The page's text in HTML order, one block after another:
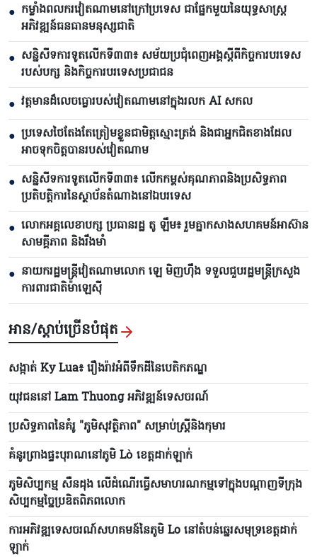
● កម្លាំងពលករ​វៀតណាមនៅក្រៅប្រទេស ជាផ្នែកមួយនៃយុទ្ធសាស្ត្រ
អភិវឌ្ឍន៍ធនធានមនុស្សជាតិ
● សន្និសីទការទូតលើកទី៣៣៖ សម័យប្រជុំពេញអង្គស្តីពីកិច្ច​ការបរទេស
របស់​បក្ស និងកិច្ច​ការបរទេសប្រជាជន
● វត្តមានដ៏លេចធ្លោរបស់វៀតណាមនៅក្នុងរលក AI សកល
● ប្រទេសថៃតែងតែត្រៀមខ្លួនជាមិត្តស្មោះត្រង់ និងជាអ្នកជិតខាងដែល
អាចទុកចិត្តបានរបស់វៀតណាម
● សន្និសីទការទូតលើកទី៣៣៖ លើក​កម្ពស់គុណភាពនិងប្រសិទ្ធភាព
ប្រតិបត្តិការ​នៃស្ថាប័ន​​តំណាងនៅឯ​បរទេស​
● លោក​អគ្គលេខាបក្ស ប្រធានរដ្ឋ តូ ឡឹម៖ រួមគ្នាកសាងសហគមន៍អាស៊ាន
សាមគ្គីភាព និងរឹងមាំ
● នាយករដ្ឋមន្ត្រីវៀតណាមលោក ឡេ មិញហ៊ឹង ទទួលជួបរដ្ឋមន្ត្រីក្រសួង
ការពារជាតិម៉ាឡេស៊ី
អាន/ស្តាប់ច្រើនបំផុត
សង្កាត់ Ky Lua៖ រឿងរ៉ាវអំពីទឹកដីនៃបេតិកភណ្ឌ
យុវជននៅ Lam Thuong អភិវឌ្ឍន៍ទេសចរណ៍
ប្រសិទ្ធភាពនៃគំរូ "ភូមិសុវត្ថិភាព" សម្រាប់ស្ត្រីនិងកុមារ
គំនូរព្រាងផ្ទះបុរាណនៅភូមិ Lò ខេត្តដាក់ឡាក់
ភូមិសិប្បកម្ម សឺនដុង លើដំណើរធ្វើសមាហរណកម្មទៅក្នុងបណ្តាញទីក្រុង
សិប្បកម្មច្នៃប្រឌិតពិភពលោក
ការអភិវឌ្ឍទេសចរណ៍សហគមន៍នៃភូមិ Lo នៅតំបន់ឆ្នេរសមុទ្រខេត្តដាក់
ឡាក់